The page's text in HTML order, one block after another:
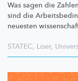
Was sagen die
sind die
neuesten
STATEC, Liser,